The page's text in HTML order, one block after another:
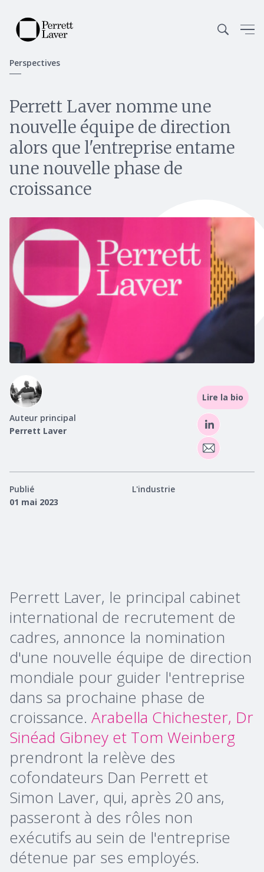
Perspectives
Perrett Laver nomme une
nouvelle équipe de direction
alors que l'entreprise entame
une nouvelle phase de
croissance
Auteur principal
Perrett Laver
Lire la bio
Publié
01 mai 2023
L'industrie
Perrett Laver, le principal cabinet
international de recrutement de
cadres, annonce la nomination
d'une nouvelle équipe de direction
mondiale pour guider l'entreprise
dans sa prochaine phase de
croissance. Arabella Chichester, Dr
Sinéad Gibney et Tom Weinberg
prendront la relève des
cofondateurs Dan Perrett et
Simon Laver, qui, après 20 ans,
passeront à des rôles non
exécutifs au sein de l'entreprise
détenue par ses employés.